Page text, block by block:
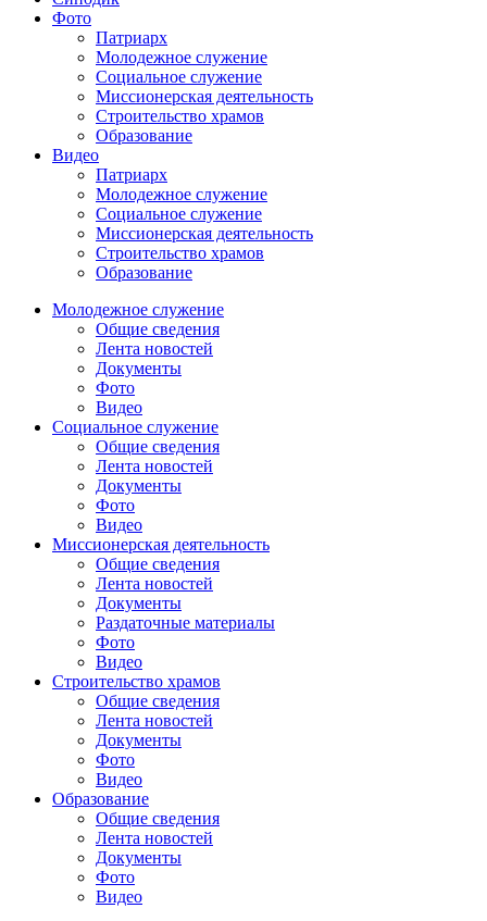
Фото
Патриарх
Молодежное служение
Социальное служение
Миссионерская деятельность
Строительство храмов
Образование
Видео
Патриарх
Молодежное служение
Социальное служение
Миссионерская деятельность
Строительство храмов
Образование
Молодежное служение
Общие сведения
Лента новостей
Документы
Фото
Видео
Социальное служение
Общие сведения
Лента новостей
Документы
Фото
Видео
Миссионерская деятельность
Общие сведения
Лента новостей
Документы
Раздаточные материалы
Фото
Видео
Строительство храмов
Общие сведения
Лента новостей
Документы
Фото
Видео
Образование
Общие сведения
Лента новостей
Документы
Фото
Видео